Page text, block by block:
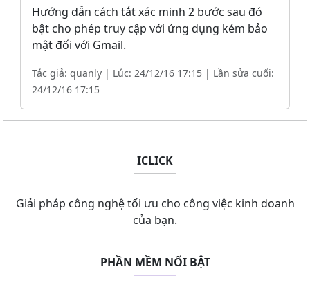
Hướng dẫn cách tắt xác minh 2 bước sau đó
bật cho phép truy cập với ứng dụng kém bảo
mật đối với Gmail.
Tác giả: quanly | Lúc: 24/12/16 17:15 | Lần sửa cuối:
24/12/16 17:15
ICLICK
Giải pháp công nghệ tối ưu cho công việc kinh doanh
của bạn.
PHẦN MỀM NỔI BẬT